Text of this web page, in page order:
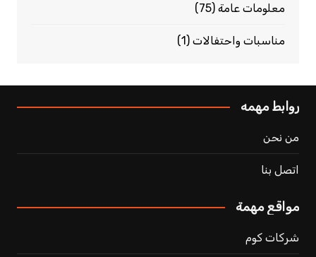
معلومات عامة(75)
مناسبات واحتفالات(1)
روابط مهمه
من نحن
اتصل بنا
مواقع مهمة
شركات كوم